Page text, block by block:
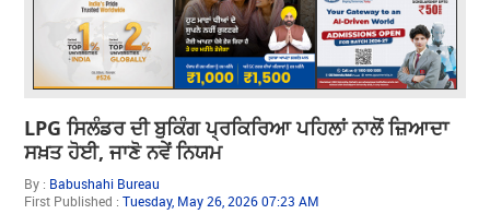
LPG ਸਿਲੰਡਰ ਦੀ ਬੁਕਿੰਗ ਪ੍ਰਕਿਰਿਆ ਪਹਿਲਾਂ ਨਾਲੋਂ ਜ਼ਿਆਦਾ
ਸਖ਼ਤ ਹੋਈ, ਜਾਣੋ ਨਵੇਂ ਨਿਯਮ
By : Babushahi Bureau
First Published :Tuesday, May 26, 2026 07:23 AM